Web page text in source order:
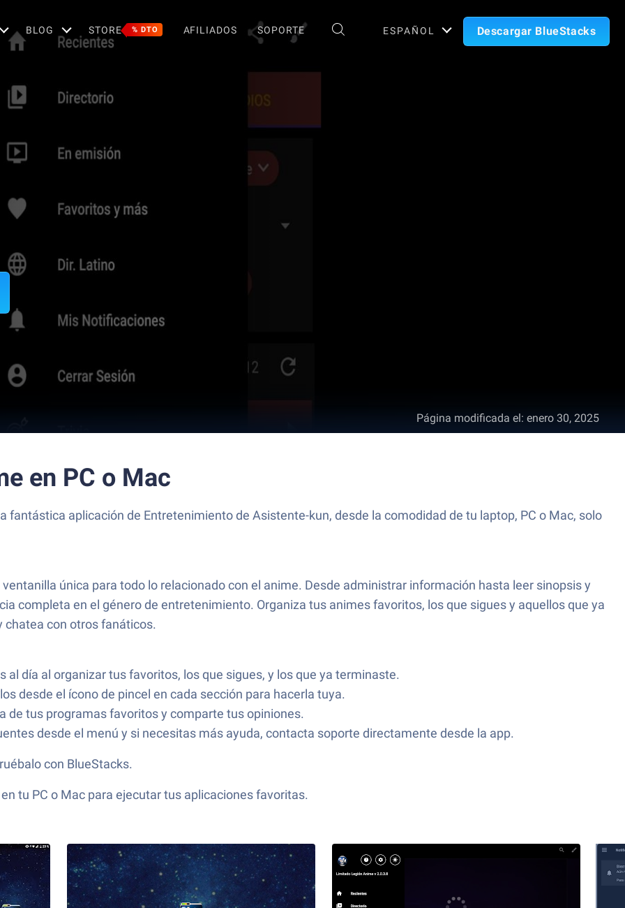
BLOG STORE % DTO AFILIADOS SOPORTE ESPAÑOL Descargar BlueStacks
Página modificada el: enero 30, 2025
en PC o Mac
aplicación de Entretenimiento de Asistente-kun, desde la comodidad de tu laptop, PC o Mac, solo
única para todo lo relacionado con el anime. Desde administrar información hasta leer sinopsis y
completa en el género de entretenimiento. Organiza tus animes favoritos, los que sigues y aquellos que ya
chatea con otros fanáticos.
al día al organizar tus favoritos, los que sigues, y los que ya terminaste.
desde el ícono de pincel en cada sección para hacerla tuya.
de tus programas favoritos y comparte tus opiniones.
desde el menú y si necesitas más ayuda, contacta soporte directamente desde la app.
con BlueStacks.
tu PC o Mac para ejecutar tus aplicaciones favoritas.